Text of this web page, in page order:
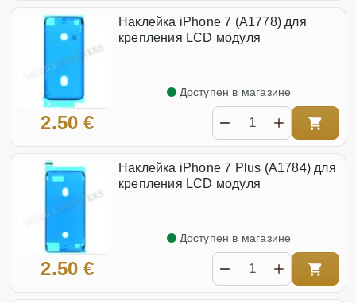
Наклейка iPhone 7 (A1778) для
крепления LCD модуля
2.50 €
Доступен в магазине
Наклейка iPhone 7 Plus (A1784) для
крепления LCD модуля
2.50 €
Доступен в магазине